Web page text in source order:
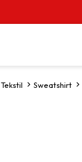
Tekstil Sweatshirt